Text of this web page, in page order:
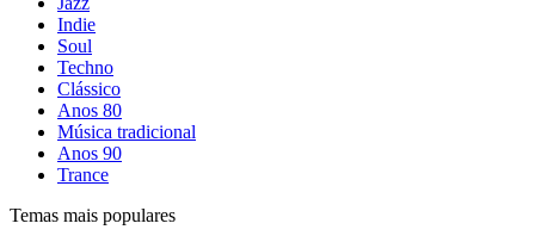
Indie
Soul
Techno
Clássico
Anos 80
Música tradicional
Anos 90
Trance
Temas mais populares